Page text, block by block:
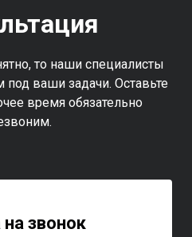
то наши специалисты
ваши задачи. Оставьте
время обязательно
звонок